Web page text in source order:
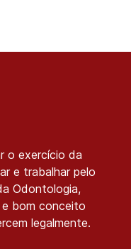
o exercício da
e trabalhar pelo
Odontologia,
bom conceito
legalmente.